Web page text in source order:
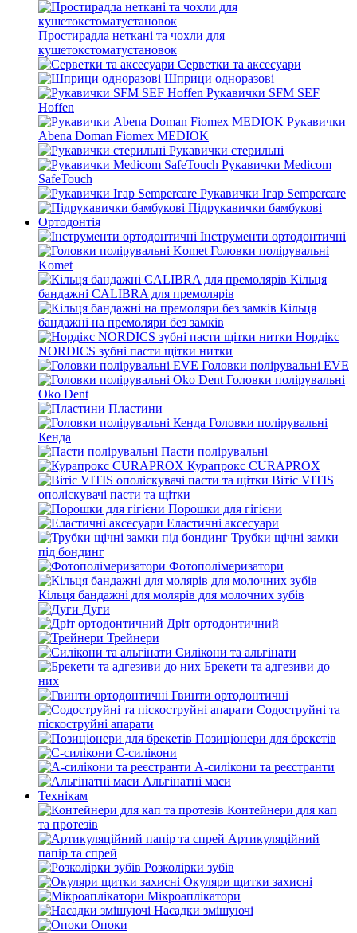
Простирадла неткані та чохли для
кушетокстоматустановок
Серветки та аксесуари
Шприци одноразові
Рукавички SFM SEF
Hoffen
Рукавички
Abena Doman Fiomex MEDIOK
Рукавички стерильні
Рукавички Medicom
SafeTouch
Рукавички Ігар Sempercare
Підрукавички бамбукові
Ортодонтія
Інструменти ортодонтичні
Головки полірувальні
Komet
Кільця
бандажні CALIBRA для премолярів
Кільця
бандажні на премоляри без замків
Нордікс
NORDICS зубні пасти щітки нитки
Головки полірувальні EVE
Головки полірувальні
Oko Dent
Пластини
Головки полірувальні
Кенда
Пасти полірувальні
Курапрокс CURAPROX
Вітіс VITIS
ополіскувачі пасти та щітки
Порошки для гігієни
Еластичні аксесуари
Трубки щічні замки
під бондинг
Фотополімеризатори
Кільця бандажні для молярів для молочних зубів
Дуги
Дріт ортодонтичний
Трейнери
Силікони та альгінати
Брекети та адгезиви до
них
Гвинти ортодонтичні
Содоструйні та
піскоструйні апарати
Позиціонери для брекетів
С-силікони
А-силікони та реєстранти
Альгінатні маси
Технікам
Контейнери для кап
та протезів
Артикуляційний
папір та спрей
Розколірки зубів
Окуляри щитки захисні
Мікроаплікатори
Насадки змішуючі
Опоки